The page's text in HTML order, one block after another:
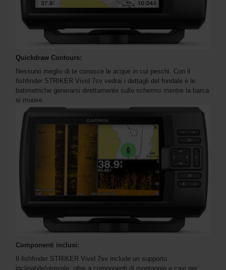
Quickdraw Contours:
Nessuno meglio di te conosce le acque in cui peschi. Con il
fishfinder STRIKER Vivid 7sv vedrai i dettagli del fondale e le
batimetriche generarsi direttamente sullo schermo mentre la barca
si muove.
Componenti inclusi:
Il fishfinder STRIKER Vivid 7sv include un supporto
inclinabile/girevole, oltre a componenti di montaggio e cavi per